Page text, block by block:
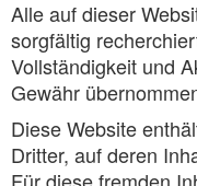
Alle auf dieser
sorgfältig
Vollständigkeit und
Gewähr
Diese Website
Dritter, auf deren